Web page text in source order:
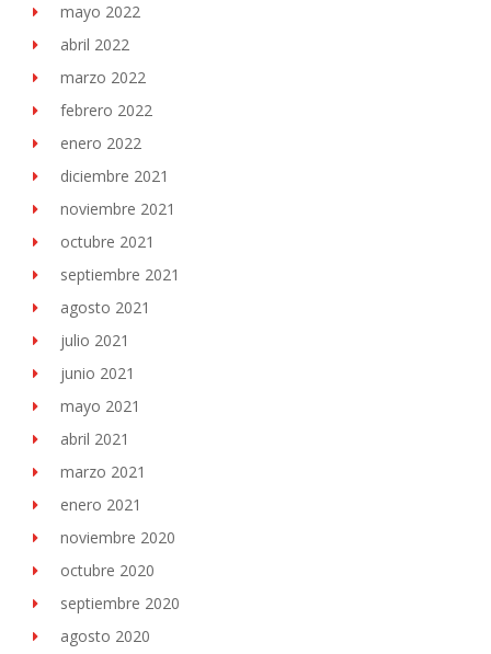
mayo 2022
abril 2022
marzo 2022
febrero 2022
enero 2022
diciembre 2021
noviembre 2021
octubre 2021
septiembre 2021
agosto 2021
julio 2021
junio 2021
mayo 2021
abril 2021
marzo 2021
enero 2021
noviembre 2020
octubre 2020
septiembre 2020
agosto 2020